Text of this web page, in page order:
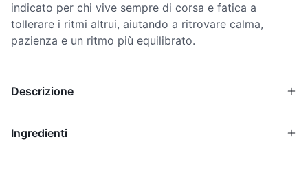
indicato per chi vive sempre di corsa e fatica a
tollerare i ritmi altrui, aiutando a ritrovare calma,
pazienza e un ritmo più equilibrato.
Descrizione
Ingredienti